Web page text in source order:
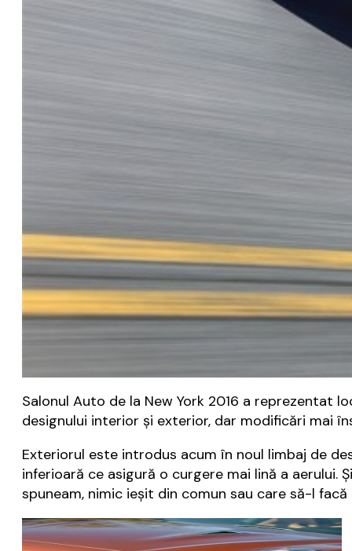
Salonul Auto de la New York 2016 a reprezentat
designului interior și exterior, dar modificări mai
Exteriorul este introdus acum în noul limbaj de
inferioară ce asigură o curgere mai lină a
spuneam, nimic ieșit din comun sau care să-l